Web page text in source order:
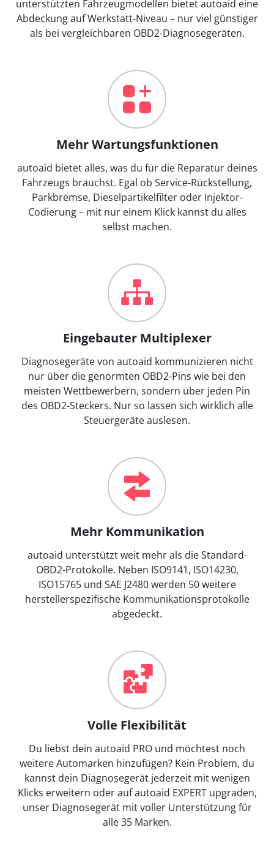
unterstützten Fahrzeugmodellen bietet autoaid eine
Abdeckung auf Werkstatt-Niveau – nur viel günstiger
als bei vergleichbaren OBD2-Diagnosegeräten.
Mehr Wartungsfunktionen
autoaid bietet alles, was du für die Reparatur deines
Fahrzeugs brauchst. Egal ob Service-Rückstellung,
Parkbremse, Dieselpartikelfilter oder Injektor-
Codierung – mit nur einem Klick kannst du alles
selbst machen.
Eingebauter Multiplexer
Diagnosegeräte von autoaid kommunizieren nicht
nur über die genormten OBD2-Pins wie bei den
meisten Wettbewerbern, sondern über jeden Pin
des OBD2-Steckers. Nur so lassen sich wirklich alle
Steuergeräte auslesen.
Mehr Kommunikation
autoaid unterstützt weit mehr als die Standard-
OBD2-Protokolle. Neben ISO9141, ISO14230,
ISO15765 und SAE J2480 werden 50 weitere
herstellerspezifische Kommunikationsprotokolle
abgedeckt.
Volle Flexibilität
Du liebst dein autoaid PRO und möchtest noch
weitere Automarken hinzufügen? Kein Problem, du
kannst dein Diagnosegerät jederzeit mit wenigen
Klicks erweitern oder auf autoaid EXPERT upgraden,
unser Diagnosegerät mit voller Unterstützung für
alle 35 Marken.